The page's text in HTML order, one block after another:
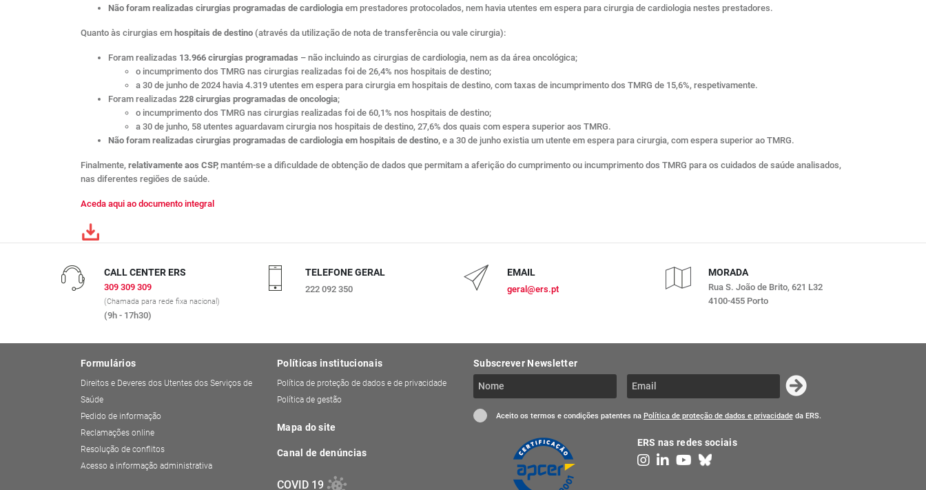
Não foram realizadas cirurgias programadas de cardiologia em prestadores protocolados, nem havia utentes em espera para cirurgia de cardiologia nestes prestadores.
Quanto às cirurgias em hospitais de destino (através da utilização de nota de transferência ou vale cirurgia):
Foram realizadas 13.966 cirurgias programadas – não incluindo as cirurgias de cardiologia, nem as da área oncológica;
o incumprimento dos TMRG nas cirurgias realizadas foi de 26,4% nos hospitais de destino;
a 30 de junho de 2024 havia 4.319 utentes em espera para cirurgia em hospitais de destino, com taxas de incumprimento dos TMRG de 15,6%, respetivamente.
Foram realizadas 228 cirurgias programadas de oncologia;
o incumprimento dos TMRG nas cirurgias realizadas foi de 60,1% nos hospitais de destino;
a 30 de junho, 58 utentes aguardavam cirurgia nos hospitais de destino, 27,6% dos quais com espera superior aos TMRG.
Não foram realizadas cirurgias programadas de cardiologia em hospitais de destino, e a 30 de junho existia um utente em espera para cirurgia, com espera superior ao TMRG.
Finalmente, relativamente aos CSP, mantém-se a dificuldade de obtenção de dados que permitam a aferição do cumprimento ou incumprimento dos TMRG para os cuidados de saúde analisados,
nas diferentes regiões de saúde.
Aceda aqui ao documento integral
CALL CENTER ERS
309 309 309
(Chamada para rede fixa nacional)
(9h - 17h30)
TELEFONE GERAL
222 092 350
EMAIL
geral@ers.pt
MORADA
Rua S. João de Brito, 621 L32
4100-455 Porto
Formulários
Direitos e Deveres dos Utentes dos Serviços de
Saúde
Pedido de informação
Reclamações online
Resolução de conflitos
Acesso a informação administrativa
Políticas institucionais
Política de proteção de dados e de privacidade
Política de gestão
Mapa do site
Canal de denúncias
COVID 19
Subscrever Newsletter
Aceito os termos e condições patentes na Política de proteção de dados e privacidadeda ERS.
ERS nas redes sociais